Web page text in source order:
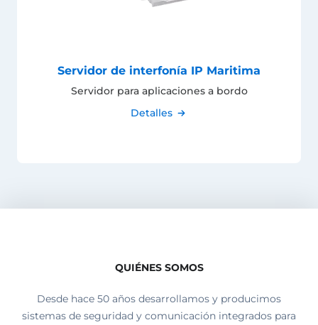
Servidor de interfonía IP Maritima
Servidor para aplicaciones a bordo
Detalles
QUIÉNES SOMOS
Desde hace 50 años desarrollamos y producimos
sistemas de seguridad y comunicación integrados para